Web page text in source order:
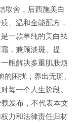
取舍，后西施美白
、温和全能配方，
一款单纯的美白祛
，兼顾淡斑、提
瓶解决多重肌肤烦
困扰，养出无斑、
每一个人生阶段。
发布，不代表本文
力和法律责任归材